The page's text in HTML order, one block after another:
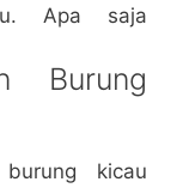
Apa saja
Burung
kicau